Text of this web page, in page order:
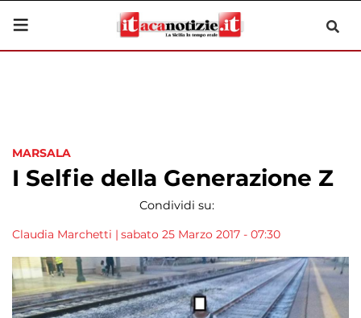
MARSALA
I Selfie della Generazione Z
Condividi su:
Claudia Marchetti | sabato 25 Marzo 2017 - 07:30